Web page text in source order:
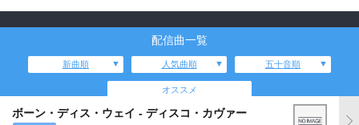
配信曲一覧
新曲順 人気曲順 五十音順
オススメ
ボーン・ディス・ウェイ - ディスコ・カヴァー